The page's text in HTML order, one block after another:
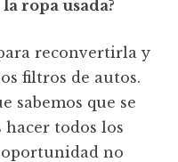
ropa usada?
reconvertirla y
filtros de autos.
sabemos que se
todos los
no